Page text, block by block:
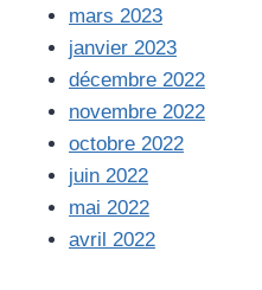
mars 2023
janvier 2023
décembre 2022
novembre 2022
octobre 2022
juin 2022
mai 2022
avril 2022